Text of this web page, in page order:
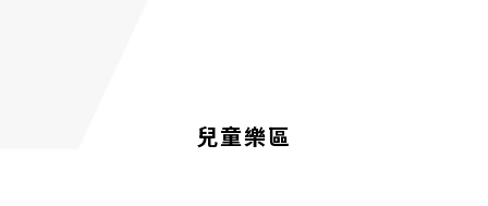
兒童樂區